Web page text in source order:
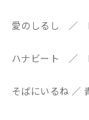
愛のしるし ／
ハナビート ／
そばにいるね ／